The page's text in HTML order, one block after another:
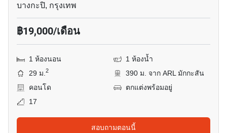
บางกะปิ, กรุงเทพ
฿19,000/เดือน
1 ห้องนอน
1 ห้องน้ำ
29 ม.2
390 ม. จาก ARL มักกะสัน
คอนโด
ตกแต่งพร้อมอยู่
17
สอบถามตอนนี้